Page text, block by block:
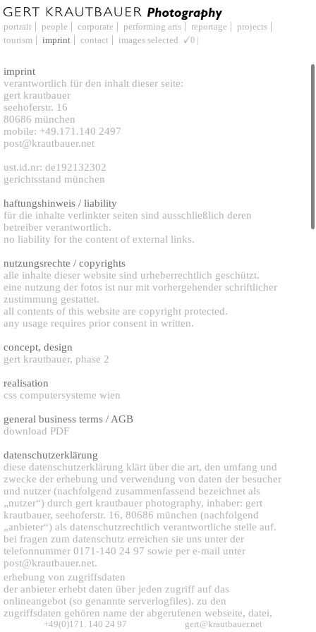
portrait people corporate performing arts reportage
projects
tourism
imprint contact images selected 0
imprint
verantwortlich für den inhalt dieser seite:
gert krautbauer
seehoferstr. 16
80686 münchen
mobile: +49.171.140 2497
post@krautbauer.net
ust.id.nr: de192132302
gerichtsstand münchen
haftungshinweis / liability
für die inhalte verlinkter seiten sind ausschließlich deren
betreiber verantwortlich.
no liability for the content of external links.
nutzungsrechte / copyrights
alle inhalte dieser website sind urheberrechtlich geschützt.
eine nutzung der fotos ist nur mit vorhergehender schriftlicher
zustimmung gestattet.
all contents of this website are copyright protected.
any usage requires prior consent in written.
concept, design
gert krautbauer, phase 2
realisation
css computersysteme wien
general business terms / AGB
download PDF
datenschutzerklärung
diese datenschutzerklärung klärt über die art, den umfang und
zwecke der erhebung und verwendung von daten der besucher
und nutzer (nachfolgend zusammenfassend bezeichnet als
„nutzer“) durch gert krautbauer photography, inhaber: gert
krautbauer, seehoferstr. 16, 80686 münchen (nachfolgend
„anbieter“) als datenschutzrechtlich verantwortliche stelle auf.
bei fragen zum datenschutz erreichen sie uns unter der
telefonnummer 0171-140 24 97 sowie per e-mail unter
post@krautbauer.net.
erhebung von zugriffsdaten
der anbieter erhebt daten über jeden zugriff auf das
onlineangebot (so genannte serverlogfiles). zu den
zugriffsdaten gehören name der abgerufenen webseite, datei,
datum und uhrzeit des abrufs, übertragene datenmenge,
+49(0)171. 140 24 97 gert@krautbauer.net